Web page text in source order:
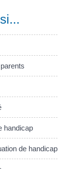
handicap
de handicap